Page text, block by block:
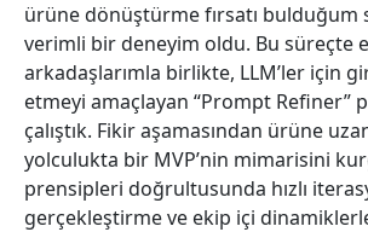
ürüne dönüştürme fırsatı bulduğum
verimli bir deneyim oldu. Bu süreçte
arkadaşlarımla birlikte, LLM’ler için
etmeyi amaçlayan “Prompt Refiner”
çalıştık. Fikir aşamasından ürüne
yolculukta bir MVP’nin mimarisini
prensipleri doğrultusunda hızlı
gerçekleştirme ve ekip içi